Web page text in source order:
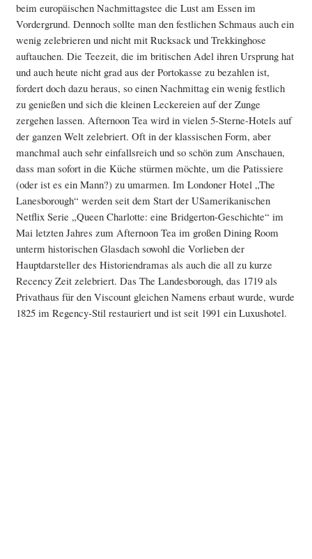
beim europäischen Nachmittagstee die Lust am Essen im
Vordergrund. Dennoch sollte man den festlichen Schmaus auch ein
wenig zelebrieren und nicht mit Rucksack und Trekkinghose
auftauchen. Die Teezeit, die im britischen Adel ihren Ursprung hat
und auch heute nicht grad aus der Portokasse zu bezahlen ist,
fordert doch dazu heraus, so einen Nachmittag ein wenig festlich
zu genießen und sich die kleinen Leckereien auf der Zunge
zergehen lassen. Afternoon Tea wird in vielen 5-Sterne-Hotels auf
der ganzen Welt zelebriert. Oft in der klassischen Form, aber
manchmal auch sehr einfallsreich und so schön zum Anschauen,
dass man sofort in die Küche stürmen möchte, um die Patissiere
(oder ist es ein Mann?) zu umarmen. Im Londoner Hotel „The
Lanesborough“ werden seit dem Start der USamerikanischen
Netflix Serie „Queen Charlotte: eine Bridgerton-Geschichte“ im
Mai letzten Jahres zum Afternoon Tea im großen Dining Room
unterm historischen Glasdach sowohl die Vorlieben der
Hauptdarsteller des Historiendramas als auch die all zu kurze
Recency Zeit zelebriert. Das The Landesborough, das 1719 als
Privathaus für den Viscount gleichen Namens erbaut wurde, wurde
1825 im Regency-Stil restauriert und ist seit 1991 ein Luxushotel.